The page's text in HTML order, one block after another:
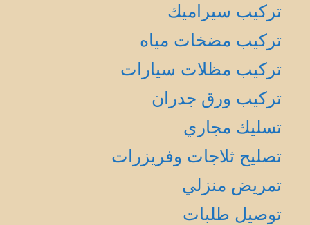
تركيب سيراميك
تركيب مضخات مياه
تركيب مظلات سيارات
تركيب ورق جدران
تسليك مجاري
تصليح ثلاجات وفريزرات
تمريض منزلي
توصيل طلبات